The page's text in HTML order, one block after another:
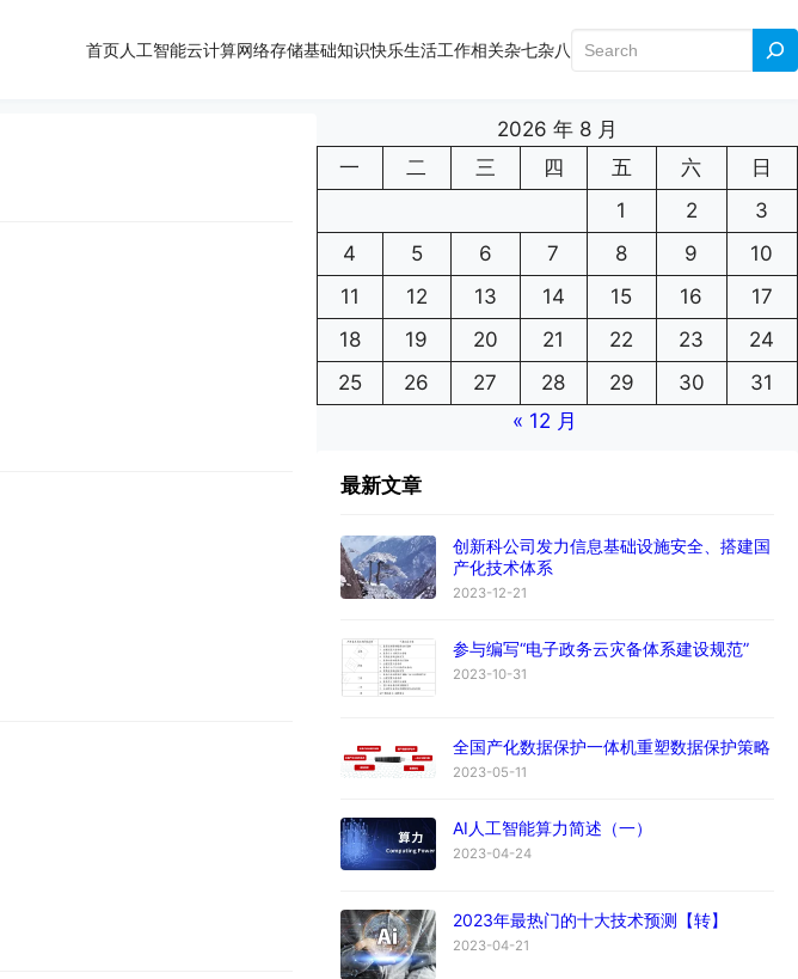
首页人工智能云计算网络存储基础知识快乐生活工作相关杂七杂八
搜
2026 年 8 月
一
二 三 四 五 六
日
1
2
3
4
5 6 7 8 9
10
11
12 13 14 15 16
17
18
19 20 21 22 23
24
25
26 27 28 29 30
31
« 12 月
最新文章
创新科公司发力信息基础设施安全、搭建国
产化技术体系
2023-12-21
参与编写“电子政务云灾备体系建设规范”
2023-10-31
全国产化数据保护一体机重塑数据保护策略
2023-05-11
AI人工智能算力简述（一）
2023-04-24
2023年最热门的十大技术预测【转】
2023-04-21